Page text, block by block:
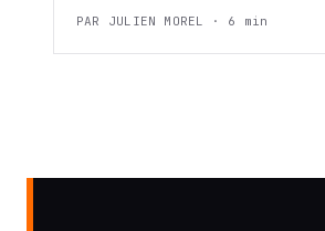
PAR JULIEN MOREL · 6 min